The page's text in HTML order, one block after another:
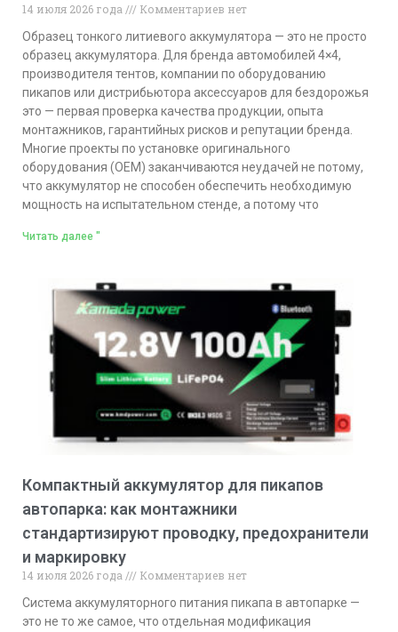
14 июля 2026 года
Комментариев нет
Образец тонкого литиевого аккумулятора — это не просто
образец аккумулятора. Для бренда автомобилей 4×4,
производителя тентов, компании по оборудованию
пикапов или дистрибьютора аксессуаров для бездорожья
это — первая проверка качества продукции, опыта
монтажников, гарантийных рисков и репутации бренда.
Многие проекты по установке оригинального
оборудования (OEM) заканчиваются неудачей не потому,
что аккумулятор не способен обеспечить необходимую
мощность на испытательном стенде, а потому что
Читать далее "
Компактный аккумулятор для пикапов
автопарка: как монтажники
стандартизируют проводку, предохранители
и маркировку
14 июля 2026 года
Комментариев нет
Система аккумуляторного питания пикапа в автопарке —
это не то же самое, что отдельная модификация